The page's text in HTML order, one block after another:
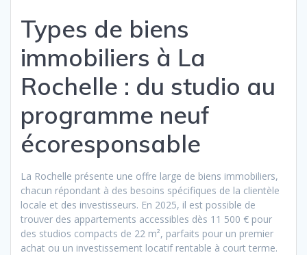
Types de biens
immobiliers à La
Rochelle : du studio au
programme neuf
écoresponsable
La Rochelle présente une offre large de biens immobiliers,
chacun répondant à des besoins spécifiques de la clientèle
locale et des investisseurs. En 2025, il est possible de
trouver des appartements accessibles dès 11 500 € pour
des studios compacts de 22 m², parfaits pour un premier
achat ou un investissement locatif rentable à court terme.